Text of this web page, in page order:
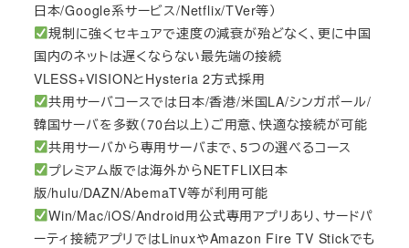
日本/Google系サービス/Netflix/TVer等）
規制に強くセキュアで速度の減衰が殆どなく、更に中国
国内のネットは遅くならない最先端の接続
VLESS+VISIONとHysteria 2方式採用
共用サーバコースでは日本/香港/米国LA/シンガポール/
韓国サーバを多数（70台以上）ご用意、快適な接続が可能
共用サーバから専用サーバまで、5つの選べるコース
プレミアム版では海外からNETFLIX日本
版/hulu/DAZN/AbemaTV等が利用可能
Win/Mac/iOS/Android用公式専用アプリあり、サードパ
ーティ接続アプリではLinuxやAmazon Fire TV Stickでも